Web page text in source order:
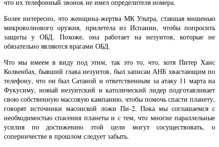
что их телефонный звонок не имел определителя номера.
Более интересно, что женщина-жертва МК Ультра, ставшая мишенью
микроволнового оружия, прилетела из Испании, чтобы попросить
защиты у ОБД. Похоже, она работает на иезуитов, которые не
обязательно являются врагами ОБД.
Что мы имеем в виду под этим, так это то, что, хотя Питер Ханс
Колвенбах, бывший глава иезуитов, был записан АНБ хвастающим по
телефону, что он был Сатаной и ответственным за атаку 11 марта на
Фукусиму, новый иезуитский и католический лидер подготавливает
свою собственную массовую кампанию, чтобы помочь спасти планету,
говорят источники масонской ложи Пи-2. Пока мы соглашаемся с
необходимостью спасения планеты и с тем, что многие параллельные
усилия по достижению этой цели могут сосуществовать, о
соперничестве в прошлом следует забыть.